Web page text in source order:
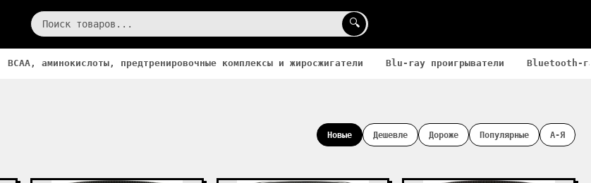
🔍
BCAA, аминокислоты, предтренировочные комплексы и жиросжигатели Blu-ray проигрыватели Bluetooth-
Новые Дешевле Дороже Популярные А-Я